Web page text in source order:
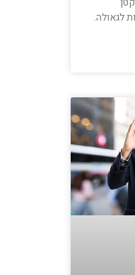
לגאולה.